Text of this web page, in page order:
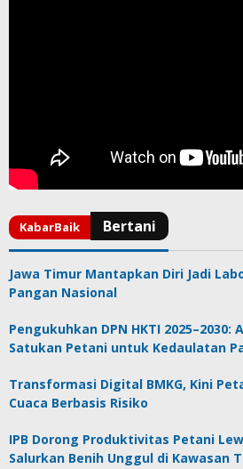
Jawa Timur Mantapkan Diri Jadi
Pangan Nasional
Pengukuhkan DPN HKTI 2025–2030:
Satukan Petani untuk Kedaulatan
Transformasi Digital BMKG, Kini
Cuaca Berbasis Risiko
IPB Dorong Produktivitas Petani
Salurkan Benih Unggul di Kawasan